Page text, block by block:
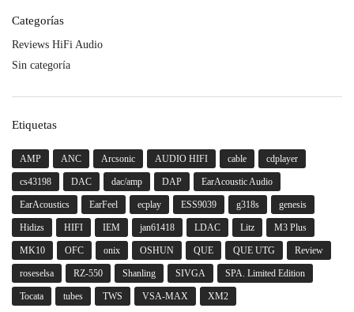
Categorías
Reviews HiFi Audio
Sin categoría
Etiquetas
AMP ANC Arcsonic AUDIO HIFI cable cdplayer
cs43198 DAC dac/amp DAP EarAcoustic Audio
EarAcoustics EarFeel ecplay ESS9039 g318s genesis
Hidizs HIFI IEM jan61418 LDAC Litz M3 Plus
MK10 OFC onix OSHUN QUE QUE UTG Review
roseselsa RZ-550 Shanling SIVGA SPA. Limited Edition
Tocata tubes TWS VSA-MAX XM2